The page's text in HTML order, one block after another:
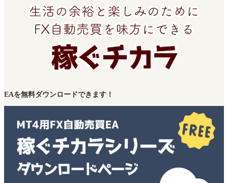
EAを無料ダウンロードできます！